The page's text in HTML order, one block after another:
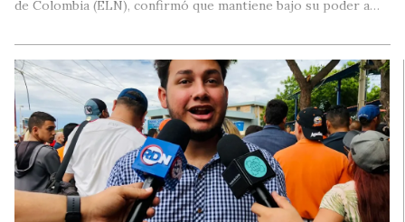
de Colombia (ELN), confirmó que mantiene bajo su poder a…